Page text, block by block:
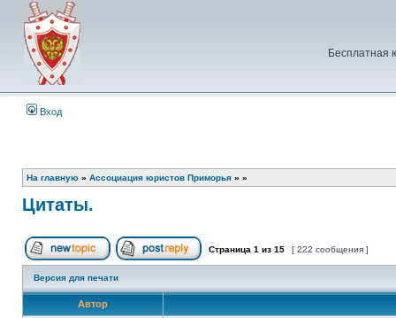
Бесплатная
Вход
На главную » Ассоциация юристов Приморья » »
Цитаты.
Начать новую тему Ответить на тему
Страница 1 из 15 [ 222 сообщения ]
Версия для печати
Автор